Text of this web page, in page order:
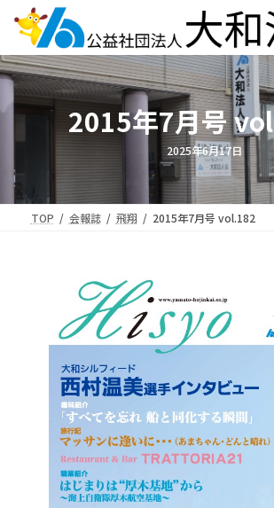
ン
ツ
ス
ー
シ
ン
2015年7月号
2025年6月17日
TOP 会報誌 飛翔 2015年7月号 vol.182